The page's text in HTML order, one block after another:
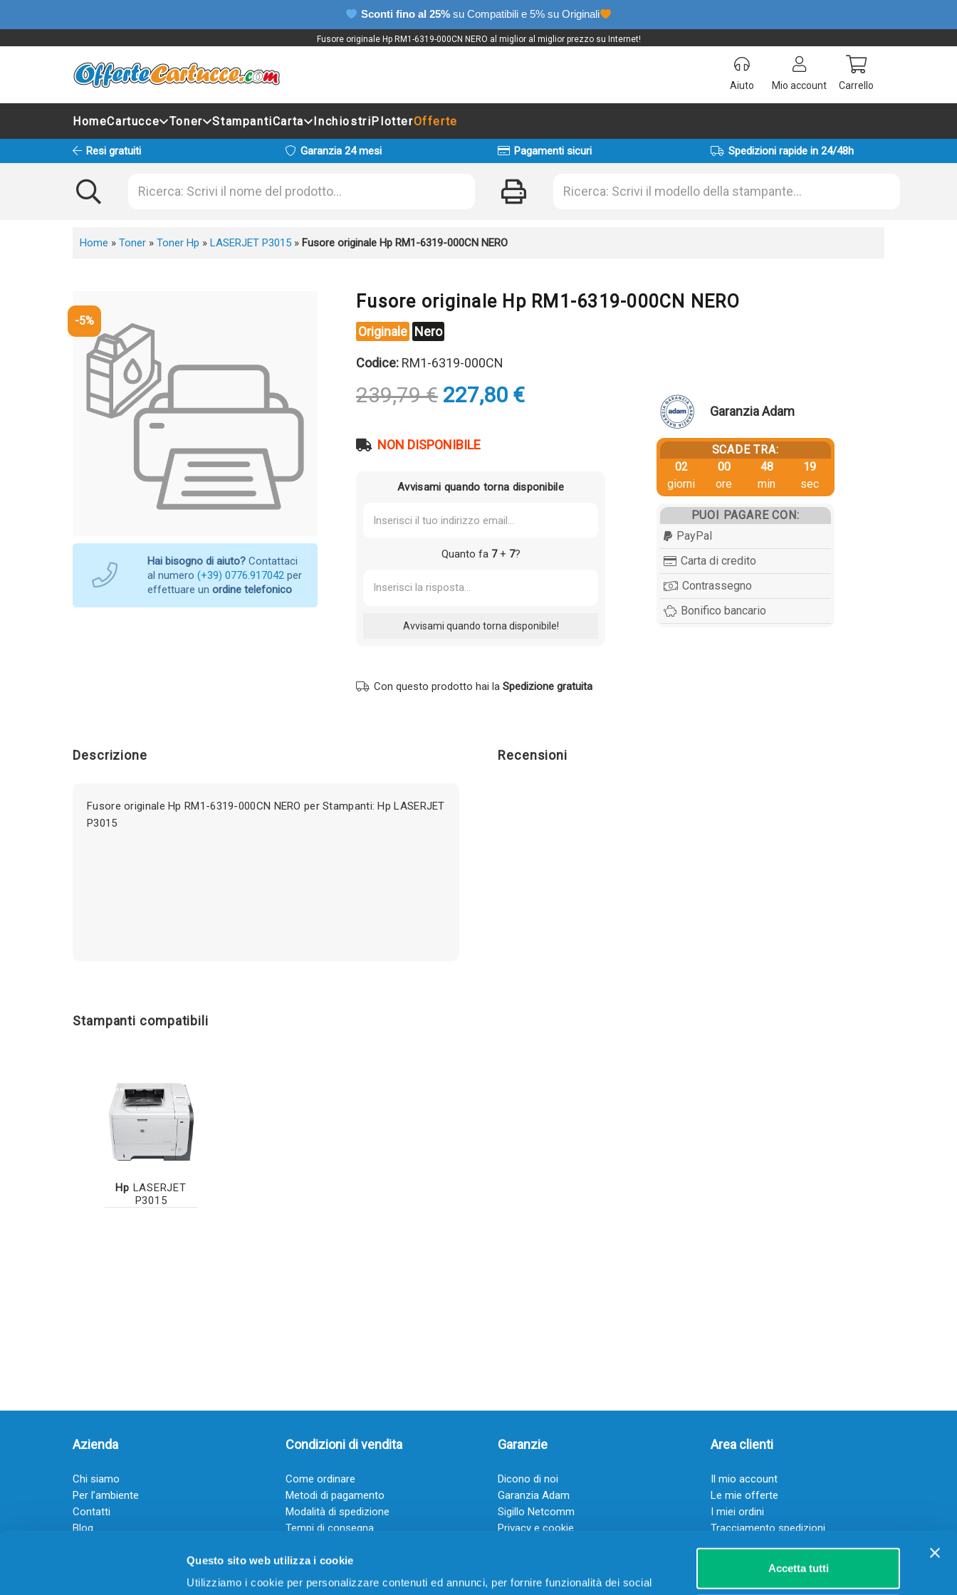
Questo sito web utilizza i cookie
Utilizziamo i cookie per personalizzare contenuti ed annunci, per fornire funzionalità dei social
Accetta tutti
Sconti fino al 25% su Compatibili e 5% su Originali
Fusore originale Hp RM1-6319-000CN NERO al miglior al miglior prezzo su Internet!
Aiuto Mio account Carrello
HomeCartucce Toner StampantiCarta InchiostriPlotterOfferte
Resi gratuiti Garanzia 24 mesi Pagamenti sicuri Spedizioni rapide in 24/48h
Home » Toner » Toner Hp » LASERJET P3015 » Fusore originale Hp RM1-6319-000CN NERO
-5%
Hai bisogno di aiuto? Contattaci
al numero (+39) 0776.917042 per
effettuare un ordine telefonico
Fusore originale Hp RM1-6319-000CN NERO
Originale Nero
Codice: RM1-6319-000CN
239,79€ Il
prezzo
era:
227,80 €Il
NON DISPONIBILE
Avvisami quando torna disponibile
Quanto fa 7+ 7?
Con questo prodotto hai la Spedizione gratuita
Garanzia Adam
SCADE TRA:
02
giorni
00
ore
48
min
18
sec
PUOI PAGARE CON:
PayPal
Carta di credito
Contrassegno
Bonifico bancario
Descrizione
Fusore originale Hp RM1-6319-000CN NERO per Stampanti: Hp LASERJET
P3015
Recensioni
Stampanti compatibili
Hp LASERJET
P3015
Azienda
Chi siamo
Per l’ambiente
Contatti
Blog
Guadagna con il Dropship
Condizioni di vendita
Come ordinare
Metodi di pagamento
Modalità di spedizione
Tempi di consegna
Garanzie
Dicono di noi
Garanzia Adam
Sigillo Netcomm
Privacy e cookie
Area clienti
Il mio account
Le mie offerte
I miei ordini
Tracciamento spedizioni
Resi
Servizio clienti